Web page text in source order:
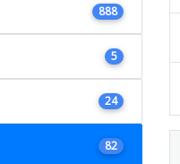
888
5
24
82